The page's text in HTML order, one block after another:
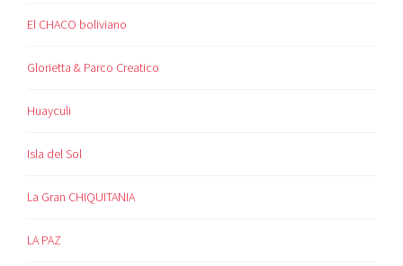
El CHACO boliviano
Glorietta & Parco Creatico
Huayculi
Isla del Sol
La Gran CHIQUITANIA
LA PAZ